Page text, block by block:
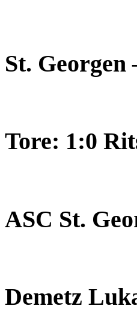
St. Georgen
Tore: 1:0
ASC St.
Demetz